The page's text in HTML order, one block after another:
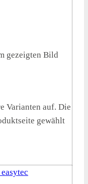
gezeigten Bild
Varianten auf. Die
gewählt